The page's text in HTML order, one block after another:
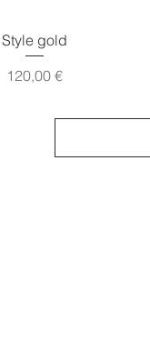
Vista rápida
Style gold
Precio
120,00 €